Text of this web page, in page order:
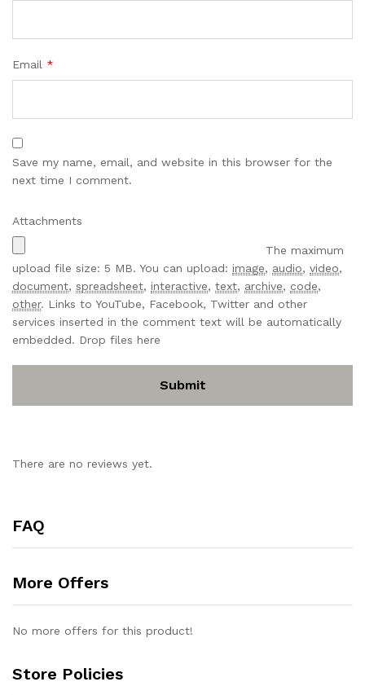
Email *
Save my name, email, and website in this browser for the
next time I comment.
Attachments
The maximum
upload file size: 5 MB. You can upload: image, audio, video,
document, spreadsheet, interactive, text, archive, code,
other. Links to YouTube, Facebook, Twitter and other
services inserted in the comment text will be automatically
embedded. Drop files here
There are no reviews yet.
FAQ
More Offers
No more offers for this product!
Store Policies